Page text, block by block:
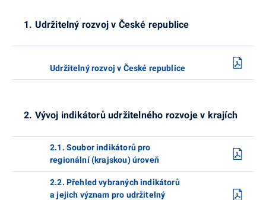
1. Udržitelný rozvoj v České republice
Udržitelný rozvoj v České republice
2. Vývoj indikátorů udržitelného rozvoje v krajích
2.1. Soubor indikátorů pro
regionální (krajskou) úroveň
2.2. Přehled vybraných indikátorů
a jejich význam pro udržitelný